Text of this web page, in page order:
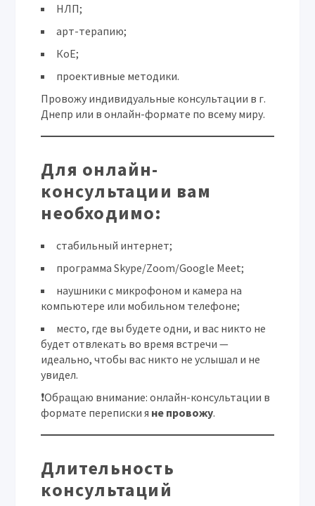
НЛП;
арт-терапию;
КоЕ;
проективные методики.
Провожу индивидуальные консультации в г.
Днепр или в онлайн-формате по всему миру.
Для онлайн-
консультации вам
необходимо:
стабильный интернет;
программа Skype/Zoom/Google Meet;
наушники с микрофоном и камера на
компьютере или мобильном телефоне;
место, где вы будете одни, и вас никто не
будет отвлекать во время встречи —
идеально, чтобы вас никто не услышал и не
увидел.
❗Обращаю внимание: онлайн-консультации в
формате переписки я не провожу.
Длительность
консультаций